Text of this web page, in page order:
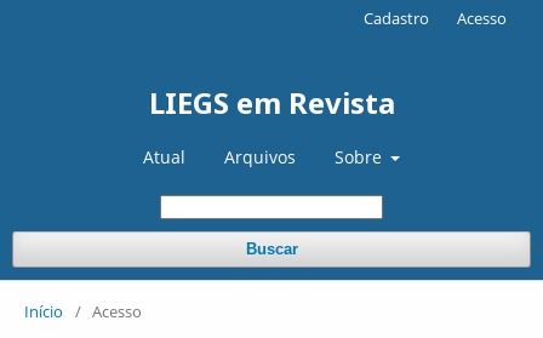
LIEGS em Revista
Atual Arquivos Sobre
Buscar
Cadastro Acesso
Início / Acesso